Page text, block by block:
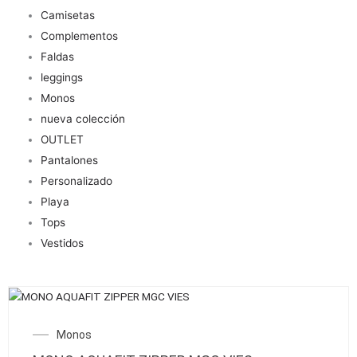
Camisetas
Complementos
Faldas
leggings
Monos
nueva colección
OUTLET
Pantalones
Personalizado
Playa
Tops
Vestidos
Este
múltiples
Monos